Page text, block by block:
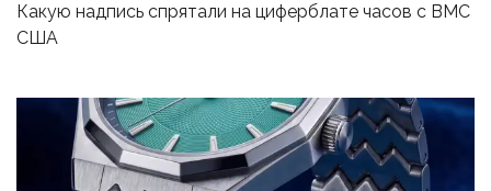
Какую надпись спрятали на циферблате часов с ВМС
США